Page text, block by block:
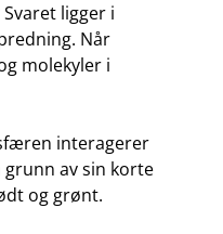
ligger i
Når
molekyler i
interagerer
grunn av sin korte
og grønt.